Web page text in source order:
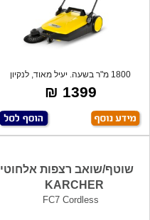
1800 מ"ר בשעה. יעיל מאוד, לנקיון
מושלם ו
1399 ₪
שוטף/שואב רצפות אלחוטי
KARCHER
FC7 Cordless